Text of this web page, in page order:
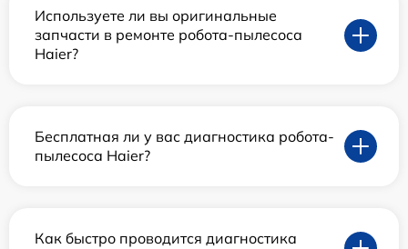
Используете ли вы оригинальные
запчасти в ремонте робота-пылесоса
Haier?
Бесплатная ли у вас диагностика робота-
пылесоса Haier?
Как быстро проводится диагностика